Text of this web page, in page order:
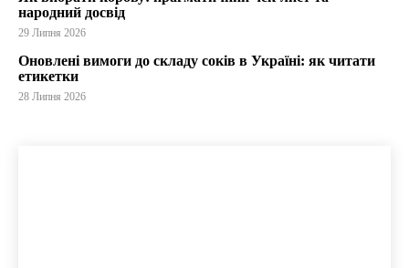
народний досвід
29 Липня 2026
Оновлені вимоги до складу соків в Україні: як читати
етикетки
28 Липня 2026